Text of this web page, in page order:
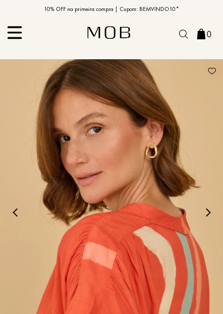
PIX MOB | 5%OFF - Seu look merece!
10% OFF na primeira compra | Cupom: BEMVINDO10*
0